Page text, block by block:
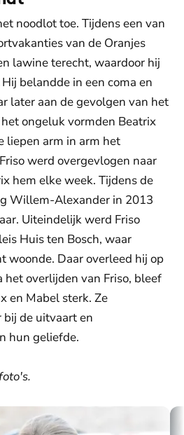
noodlot toe. Tijdens een van
van de Oranjes
lawine terecht, waardoor hij
belandde in een coma en
later aan de gevolgen van het
ongeluk vormden Beatrix
liepen arm in arm het
werd overgevlogen naar
hem elke week. Tijdens de
Willem-Alexander in 2013
Uiteindelijk werd Friso
Huis ten Bosch, waar
woonde. Daar overleed hij op
het overlijden van Friso, bleef
en Mabel sterk. Ze
de uitvaart en
hun geliefde.